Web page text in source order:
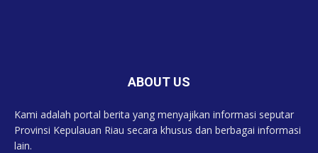
ABOUT US
Kami adalah portal berita yang menyajikan informasi seputar
Provinsi Kepulauan Riau secara khusus dan berbagai informasi
lain.